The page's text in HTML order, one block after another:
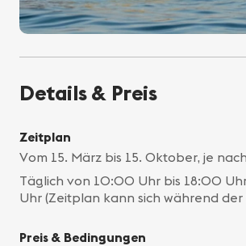
Details & Preis
Zeitplan
Vom 15. März bis 15. Oktober, je
Täglich von 10:00 Uhr bis 18:00
Uhr (Zeitplan kann sich während der
Preis & Bedingungen